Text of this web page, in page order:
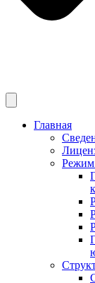
Главная
Режим